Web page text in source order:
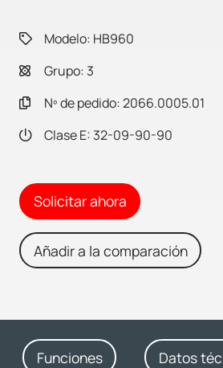
Modelo: HB960
Grupo: 3
Nº de pedido: 2066.0005.01
Clase E: 32-09-90-90
Solicitar ahora
Añadir a la comparación
Funciones Datos